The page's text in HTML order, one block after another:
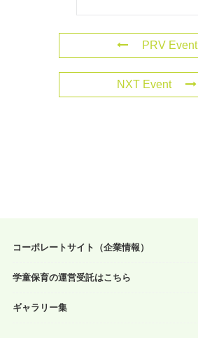
PRV Event
NXT Event
コーポレートサイト（企業情報）
学童保育の運営受託はこちら
ギャラリー集